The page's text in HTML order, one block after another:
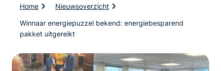
K
u
i
m
l
p
Home
Nieuwsoverzicht
Winnaar energiepuzzel bekend: energiebesparend
pakket uitgereikt